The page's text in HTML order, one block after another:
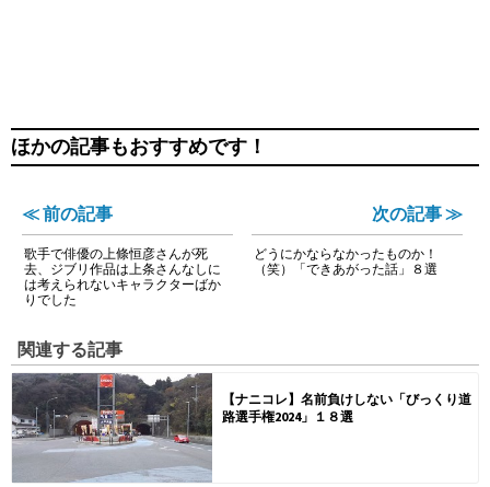
ほかの記事もおすすめです！
≪ 前の記事
歌手で俳優の上條恒彦さんが死
去、ジブリ作品は上条さんなしに
は考えられないキャラクターばか
りでした
次の記事 ≫
どうにかならなかったものか！
（笑）「できあがった話」８選
関連する記事
【ナニコレ】名前負けしない「びっくり道
路選手権2024」１８選